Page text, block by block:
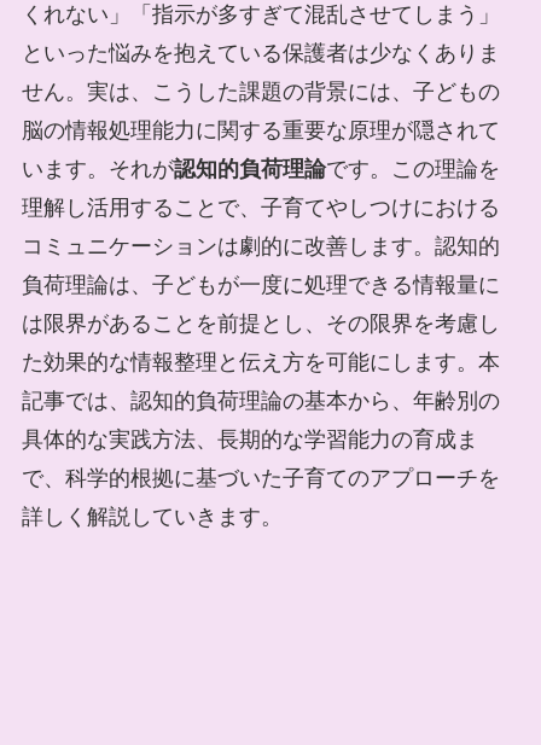
くれない」「指示が多すぎて混乱させてしまう」
といった悩みを抱えている保護者は少なくありま
せん。実は、こうした課題の背景には、子どもの
脳の情報処理能力に関する重要な原理が隠されて
います。それが認知的負荷理論です。この理論を
理解し活用することで、子育てやしつけにおける
コミュニケーションは劇的に改善します。認知的
負荷理論は、子どもが一度に処理できる情報量に
は限界があることを前提とし、その限界を考慮し
た効果的な情報整理と伝え方を可能にします。本
記事では、認知的負荷理論の基本から、年齢別の
具体的な実践方法、長期的な学習能力の育成ま
で、科学的根拠に基づいた子育てのアプローチを
詳しく解説していきます。